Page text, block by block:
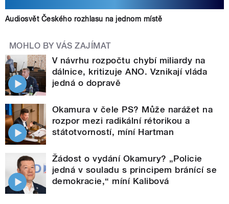
Audiosvět Českého rozhlasu na jednom místě
MOHLO BY VÁS ZAJÍMAT
V návrhu rozpočtu chybí miliardy na
dálnice, kritizuje ANO. Vznikají vláda
jedná o dopravě
Okamura v čele PS? Může narážet na
rozpor mezi radikální rétorikou a
státotvorností, míní Hartman
Žádost o vydání Okamury? „Policie
jedná v souladu s principem bránící se
demokracie,“ míní Kalibová